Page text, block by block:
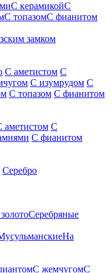
С керамикойС
С топазомС фианитом
замком
С аметистом С
С изумрудом С
С топазом С фианитом
аметистом С
С фианитом
Серебро
Серебряные
На
С жемчугомС